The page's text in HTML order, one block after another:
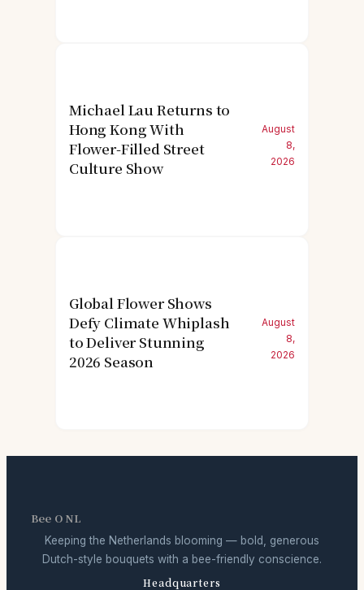
Michael Lau Returns to
Hong Kong With
Flower-Filled Street
Culture Show
August
8,
2026
Global Flower Shows
Defy Climate Whiplash
to Deliver Stunning
2026 Season
August
8,
2026
Bee O NL
Keeping the Netherlands blooming — bold, generous
Dutch-style bouquets with a bee-friendly conscience.
Headquarters